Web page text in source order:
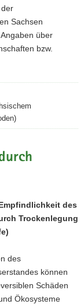
Sachsen
über
bzw.
des
Trockenlegung
des
können
Schäden
Ökosysteme